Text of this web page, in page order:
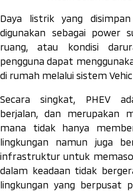
Daya listrik yang
digunakan sebagai power
ruang, atau kondisi
pengguna dapat
di rumah melalui sistem
Secara singkat, PHEV
berjalan, dan merupakan
mana tidak hanya
lingkungan namun juga
infrastruktur untuk
dalam keadaan tidak
lingkungan yang berpusat